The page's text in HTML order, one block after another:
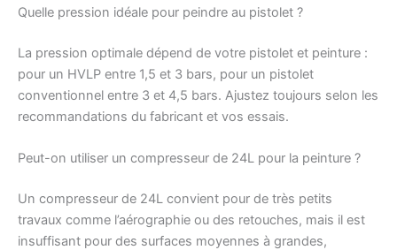
Quelle pression idéale pour peindre au pistolet ?
La pression optimale dépend de votre pistolet et peinture :
pour un HVLP entre 1,5 et 3 bars, pour un pistolet
conventionnel entre 3 et 4,5 bars. Ajustez toujours selon les
recommandations du fabricant et vos essais.
Peut-on utiliser un compresseur de 24L pour la peinture ?
Un compresseur de 24L convient pour de très petits
travaux comme l’aérographie ou des retouches, mais il est
insuffisant pour des surfaces moyennes à grandes,